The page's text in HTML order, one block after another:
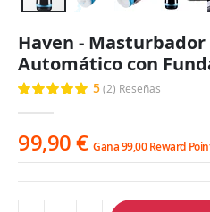
al
comienzo
la
galería
de
imágenes
Haven -
Automático con
Clasificación: 5 (2) Reseñas
99,90 € Gana 99,00 Reward